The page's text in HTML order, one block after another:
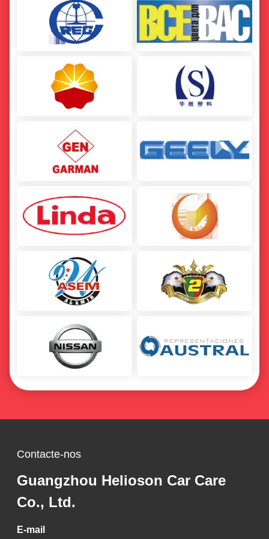
Automóvel Instant Flat pneu brilhar gel de reparação de emergência Sealant Spray
FIXO R-134A Sementador de emergência de pneus de automóveis
Shampoo de lavagem de automóveis limpo e ecológico Spray PH neutro para o sistema de travagem Não tóxico
Óleo sintético Diesel Turbo Cleaner Spray Motor Desengraxante de superfície do motor
Polímero de silicone de couro para carrinhos 295ML
Spray de lubrificante de automóvel de silicone para engrenagens e cadeias 450ml
Carburador Motor de carro Detalhes Spray Injector de óleo de limpeza e limpador de estrangulamento ODM
Veículos com carburador a granel Diesel Turbo Cleaner Spray 450ml OEM
Desengraçador de motores de automóveis multiuso Spray lubrificante Polish Anti-Rust 500ml
Contacte-nos
Guangzhou Helioson Car Care
Co., Ltd.
E-mail